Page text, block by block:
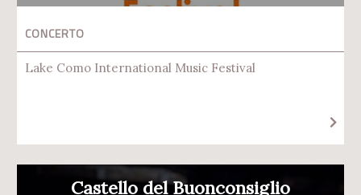
CONCERTO
Lake Como International Music Festival
Castello del Buonconsiglio